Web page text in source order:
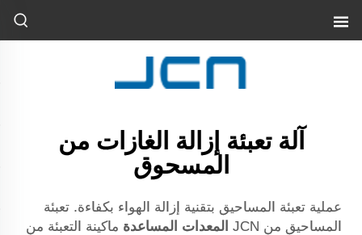
آلة تعبئة إزالة الغازات من
المسحوق
عملية تعبئة المساحيق بتقنية إزالة الهواء بكفاءة. تعبئة
المساحيق من JCN
المعدات المساعدة ماكينة التعبئة من